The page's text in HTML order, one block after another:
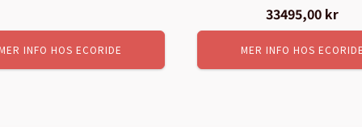
INFO HOS ECORIDE
33495,00 kr
MER INFO HOS ECORIDE